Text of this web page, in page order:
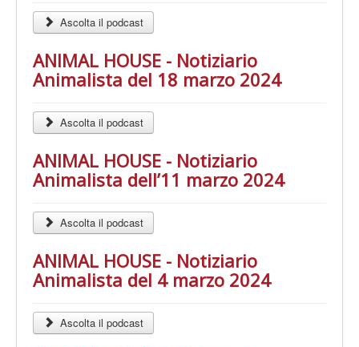
Ascolta il podcast
ANIMAL HOUSE - Notiziario
Animalista del 18 marzo 2024
Ascolta il podcast
ANIMAL HOUSE - Notiziario
Animalista dell’11 marzo 2024
Ascolta il podcast
ANIMAL HOUSE - Notiziario
Animalista del 4 marzo 2024
Ascolta il podcast